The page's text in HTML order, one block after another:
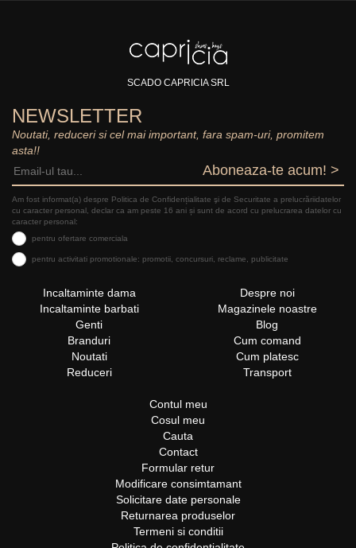
SCADO CAPRICIA SRL
NEWSLETTER
Noutati, reduceri si cel mai important, fara spam-uri, promitem
asta!!
Aboneaza-te acum! >
Am fost informat(a) despre Politica de Confidențialitate şi de Securitate a prelucrăriidatelor
cu caracter personal, declar ca am peste 16 ani și sunt de acord cu prelucrarea datelor cu
caracter personal:
pentru ofertare comerciala
pentru activitati promotionale: promotii, concursuri, reclame, publicitate
Incaltaminte dama
Incaltaminte barbati
Genti
Branduri
Noutati
Reduceri
Despre noi
Magazinele noastre
Blog
Cum comand
Cum platesc
Transport
Contul meu
Cosul meu
Cauta
Contact
Formular retur
Modificare consimtamant
Solicitare date personale
Returnarea produselor
Termeni si conditii